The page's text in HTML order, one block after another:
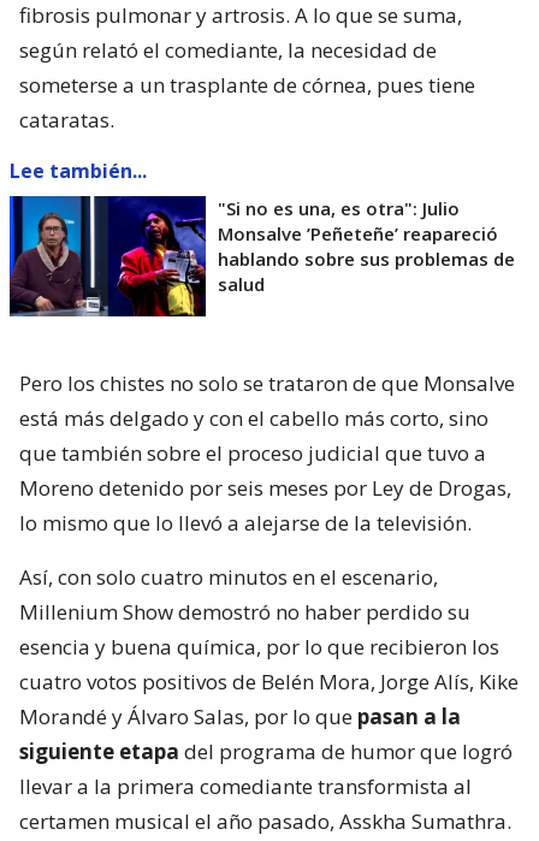
fibrosis pulmonar y artrosis. A lo que se suma,
según relató el comediante, la necesidad de
someterse a un trasplante de córnea, pues tiene
cataratas.
Lee también...
"Si no es una, es otra": Julio
Monsalve ’Peñeteñe’ reapareció
hablando sobre sus problemas de
salud
Pero los chistes no solo se trataron de que Monsalve
está más delgado y con el cabello más corto, sino
que también sobre el proceso judicial que tuvo a
Moreno detenido por seis meses por Ley de Drogas,
lo mismo que lo llevó a alejarse de la televisión.
Así, con solo cuatro minutos en el escenario,
Millenium Show demostró no haber perdido su
esencia y buena química, por lo que recibieron los
cuatro votos positivos de Belén Mora, Jorge Alís, Kike
Morandé y Álvaro Salas, por lo que pasan a la
siguiente etapa del programa de humor que logró
llevar a la primera comediante transformista al
certamen musical el año pasado, Asskha Sumathra.